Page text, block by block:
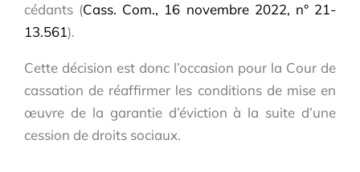
cédants (Cass. Com., 16 novembre 2022, n° 21-
13.561).
Cette décision est donc l’occasion pour la Cour de
cassation de réaffirmer les conditions de mise en
œuvre de la garantie d’éviction à la suite d’une
cession de droits sociaux.